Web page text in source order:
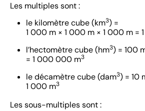
Les multiples sont :
le kilomètre cube (km3) =
1 000 m × 1 000 m × 1 000 m
l’hectomètre cube (hm3) = 100
= 1 000 000 m3
le décamètre cube (dam3) = 10
1 000 m3
Les sous-multiples sont :